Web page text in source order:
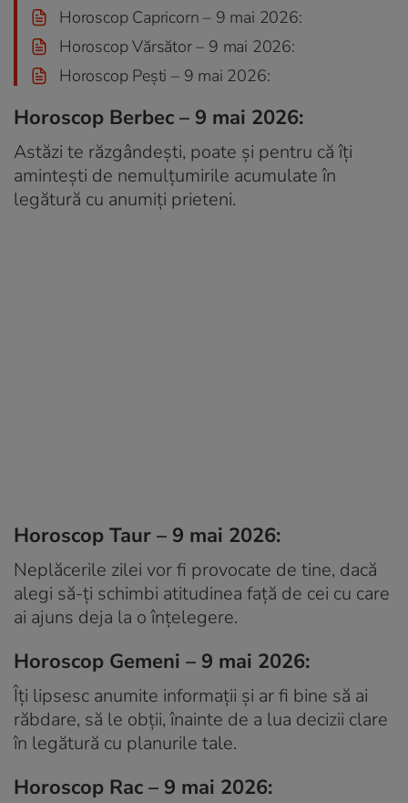
Horoscop Capricorn – 9 mai 2026:
Horoscop Vărsător – 9 mai 2026:
Horoscop Pești – 9 mai 2026:
Horoscop Berbec – 9 mai 2026:
Astăzi te răzgândești, poate și pentru că îți
amintești de nemulțumirile acumulate în
legătură cu anumiți prieteni.
Horoscop Taur – 9 mai 2026:
Neplăcerile zilei vor fi provocate de tine, dacă
alegi să-ți schimbi atitudinea față de cei cu care
ai ajuns deja la o înțelegere.
Horoscop Gemeni – 9 mai 2026:
Îți lipsesc anumite informații și ar fi bine să ai
răbdare, să le obții, înainte de a lua decizii clare
în legătură cu planurile tale.
Horoscop Rac – 9 mai 2026: